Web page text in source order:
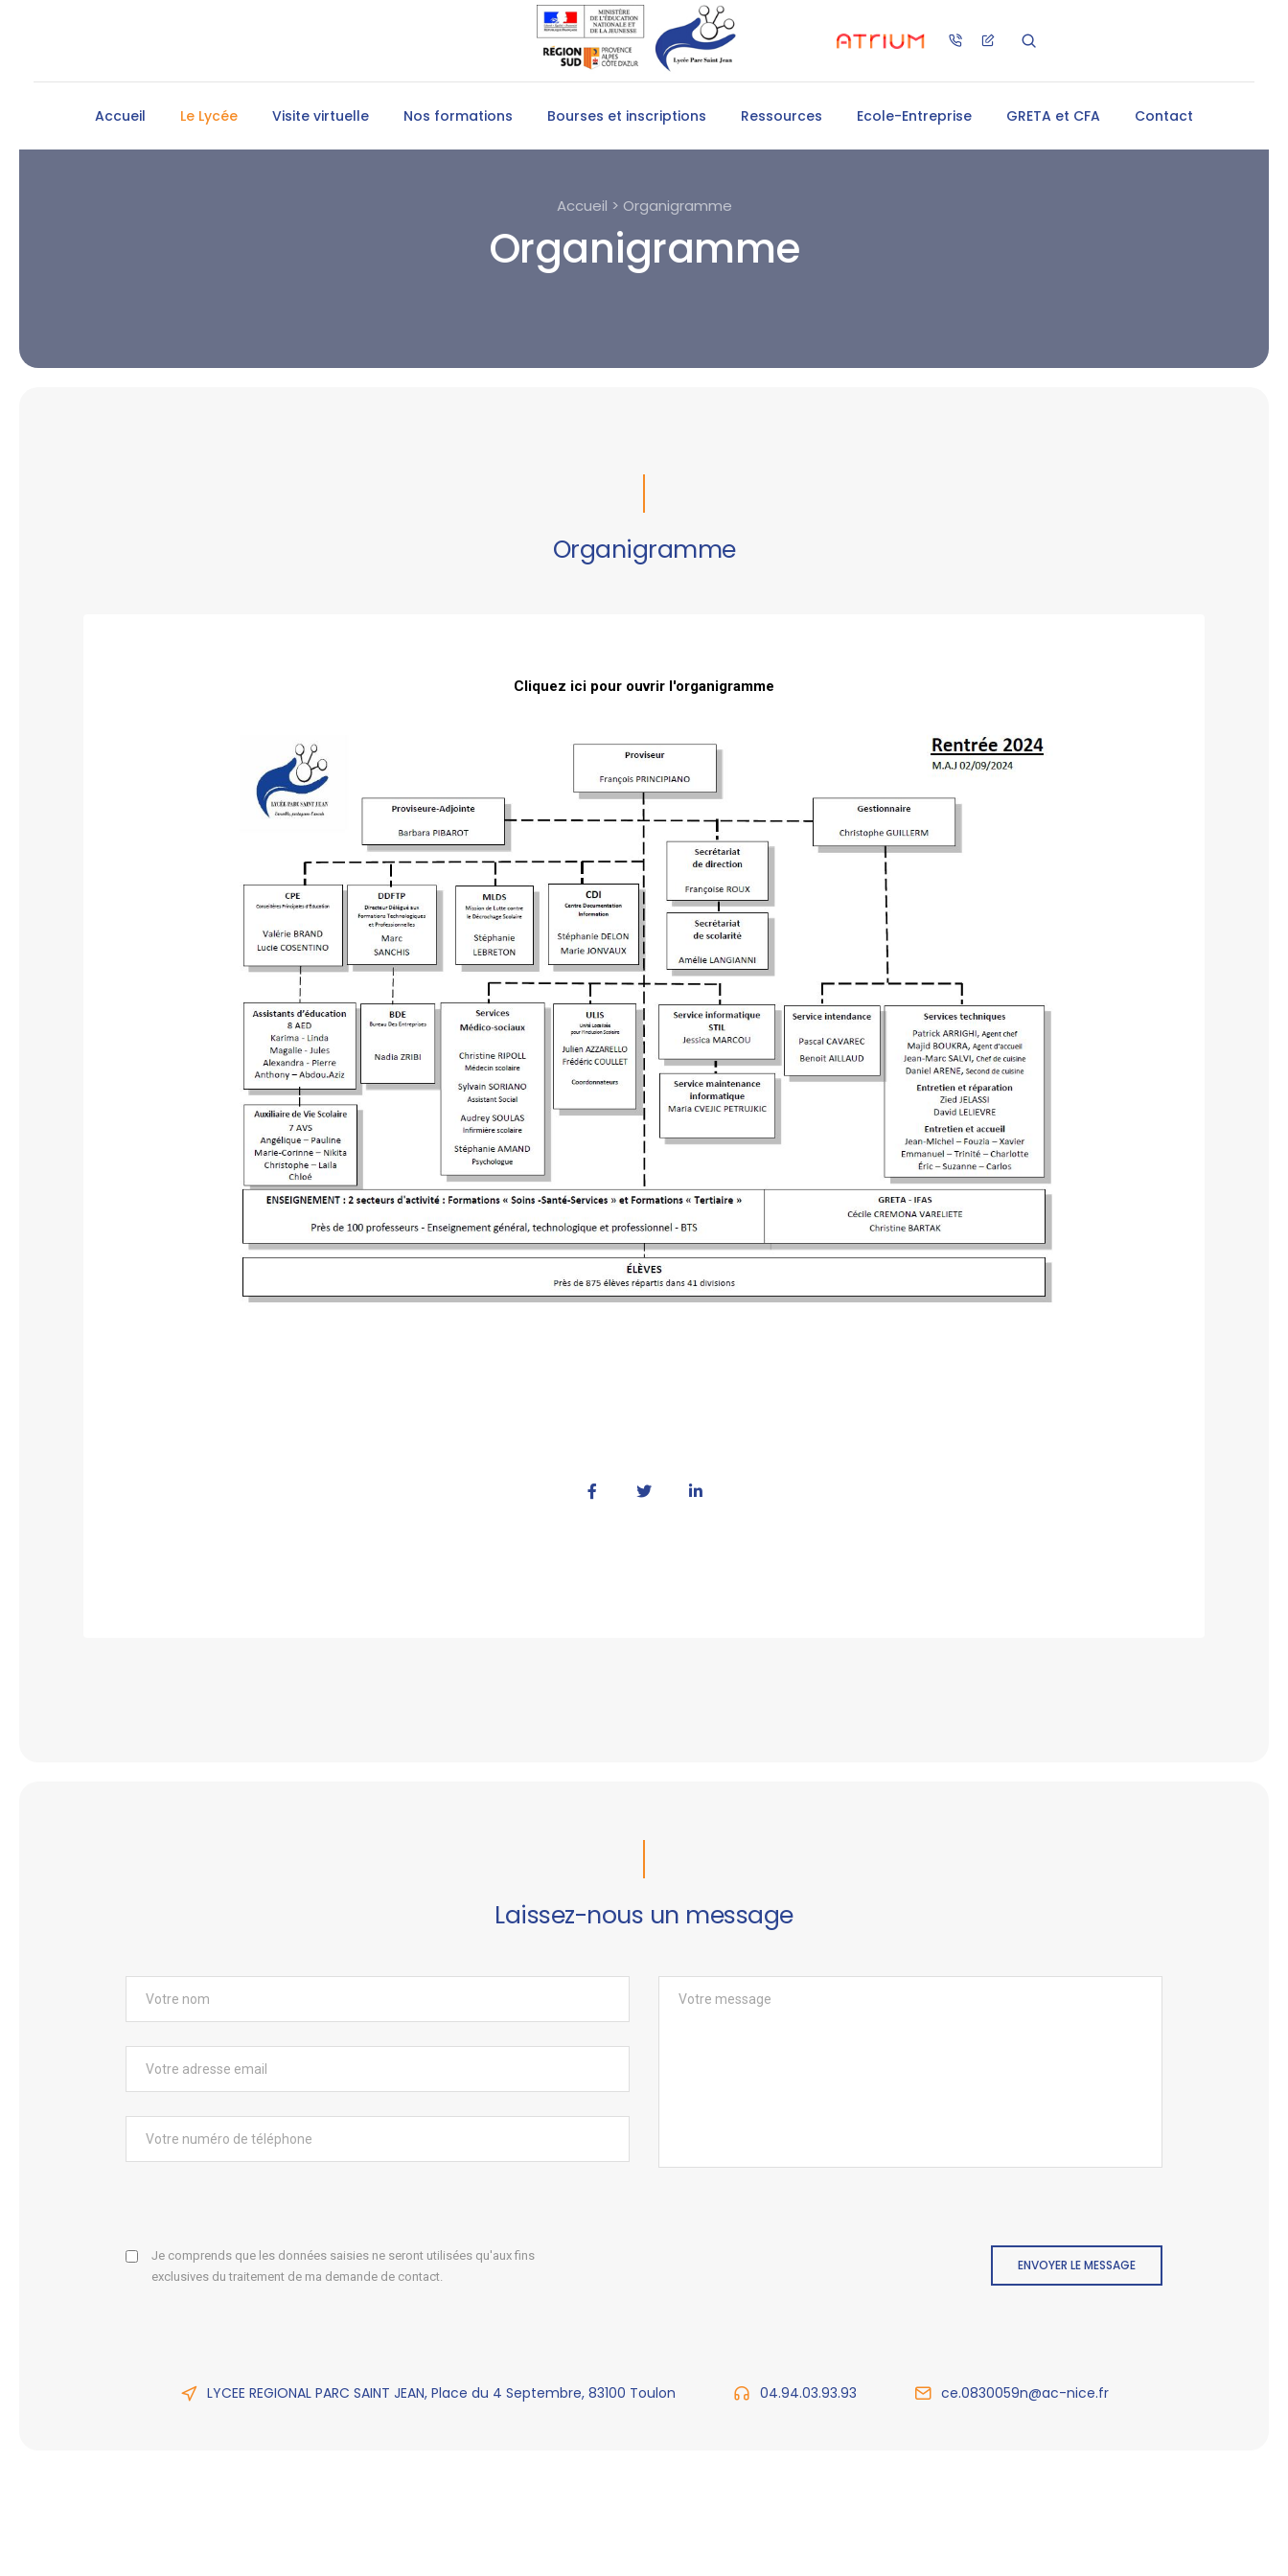
Accueil Le Lycée Visite virtuelle Nos formations Bourses et inscriptions Ressources Ecole-Entreprise GRETA et CFA Contact
Accueil > Organigramme
Organigramme
Organigramme
Cliquez ici pour ouvrir l'organigramme
Laissez-nous un message
Je comprends que les données saisies ne seront utilisées qu'aux fins
exclusives du traitement de ma demande de contact.
ENVOYER LE MESSAGE
LYCEE REGIONAL PARC SAINT JEAN, Place du 4 Septembre, 83100 Toulon 04.94.03.93.93 ce.0830059n@ac-nice.fr